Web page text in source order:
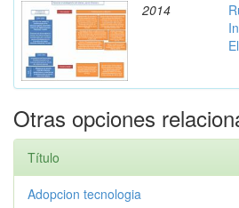
2014
Otras opciones
Título
Adopcion tecnologia